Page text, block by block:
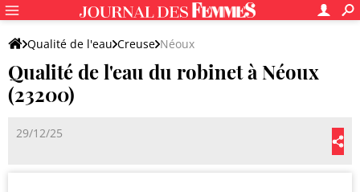
Qualité de l'eau Creuse Néoux
Qualité de l'eau du robinet à Néoux
(23200)
29/12/25